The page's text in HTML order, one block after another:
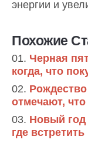
энергии и
Похожие
Черная
когда, что
отмечают, что
Новый год
где встретить